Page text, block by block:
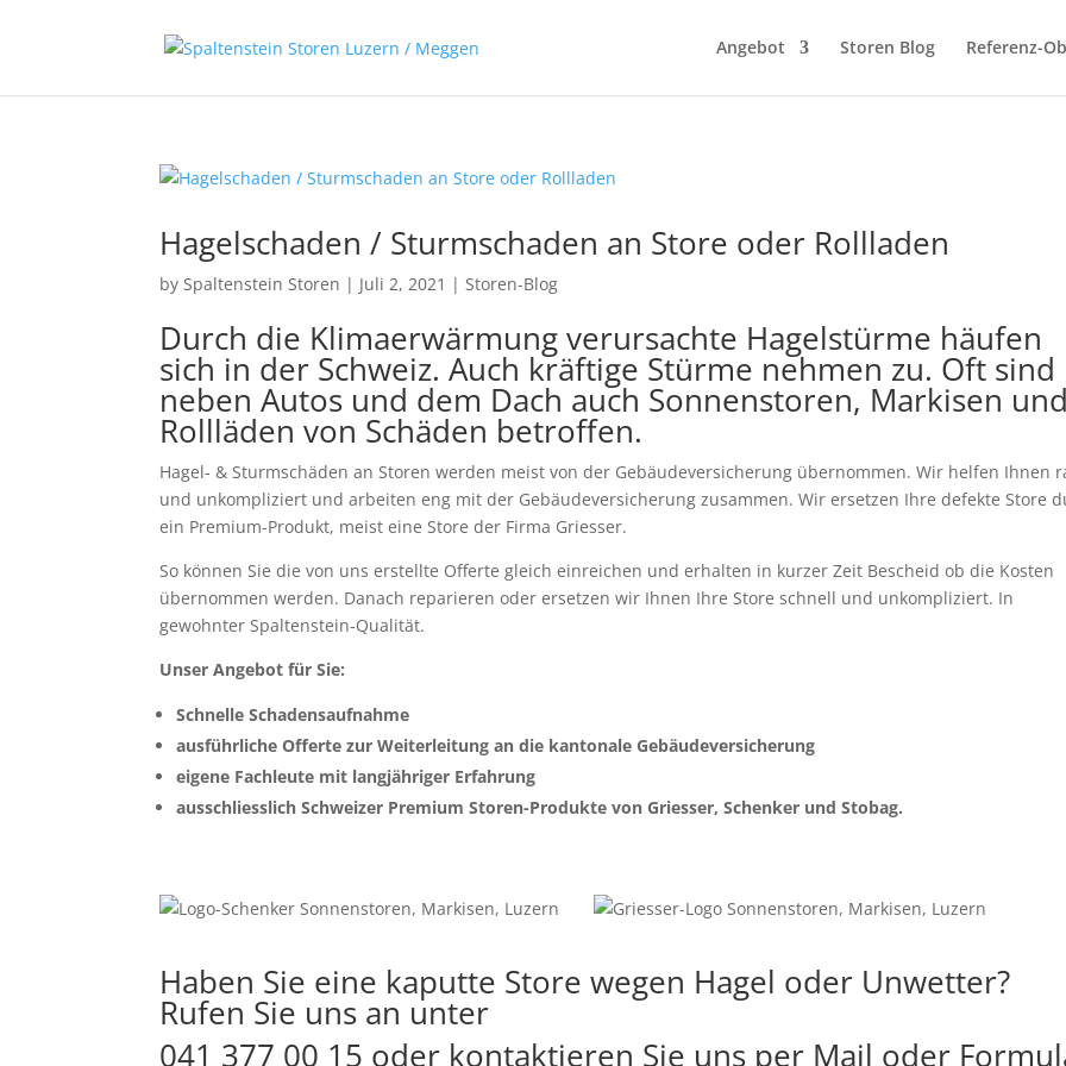
Angebot Storen Blog Referenz-
Hagelschaden / Sturmschaden an Store oder Rollladen
bySpaltenstein Storen | Juli 2, 2021 |Storen-Blog
Durch die Klimaerwärmung verursachte Hagelstürme häufen
sich in der Schweiz. Auch kräftige Stürme nehmen zu. Oft sind
neben Autos und dem Dach auch Sonnenstoren, Markisen
Rollläden von Schäden betroffen.
Hagel- & Sturmschäden an Storen werden meist von der Gebäudeversicherung übernommen. Wir helfen Ihnen
und unkompliziert und arbeiten eng mit der Gebäudeversicherung zusammen. Wir ersetzen Ihre defekte Store
ein Premium-Produkt, meist eine Store der Firma Griesser.
So können Sie die von uns erstellte Offerte gleich einreichen und erhalten in kurzer Zeit Bescheid ob die Kosten
übernommen werden. Danach reparieren oder ersetzen wir Ihnen Ihre Store schnell und unkompliziert. In
gewohnter Spaltenstein-Qualität.
Unser Angebot für Sie:
Schnelle Schadensaufnahme
ausführliche Offerte zur Weiterleitung an die kantonale Gebäudeversicherung
eigene Fachleute mit langjähriger Erfahrung
ausschliesslich Schweizer Premium Storen-Produkte von Griesser, Schenker und Stobag.
Haben Sie eine kaputte Store wegen Hagel oder Unwetter?
Rufen Sie uns an unter
041 377 00 15 oder kontaktieren Sie uns per Mail oder